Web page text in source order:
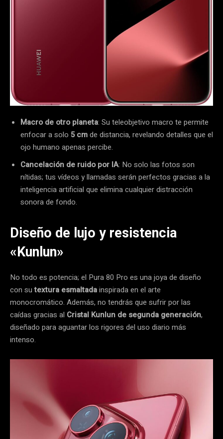
Macro de otro planeta: Su teleobjetivo macro te permite
enfocar a solo 5 cmde distancia, revelando detalles que el
ojo humano apenas percibe.
Cancelación de ruido por IA: No solo las fotos son
nítidas; tus vídeos y llamadas serán perfectos gracias a la
inteligencia artificial que elimina cualquier distracción
sonora de fondo.
Diseño de lujo y resistencia
«Kunlun»
No todo es potencia; el Pura 80 Pro es una joya de diseño
con sutextura esmaltadainspirada en el arte
monocromático. Además, no tendrás que sufrir por las
caídas gracias al Cristal Kunlun de segunda generación,
diseñado para aguantar los rigores del uso diario más
intenso.